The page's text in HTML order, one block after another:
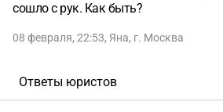
сошло с рук. Как быть?
08 февраля, 22:53, Яна, г. Москва
Ответы юристов